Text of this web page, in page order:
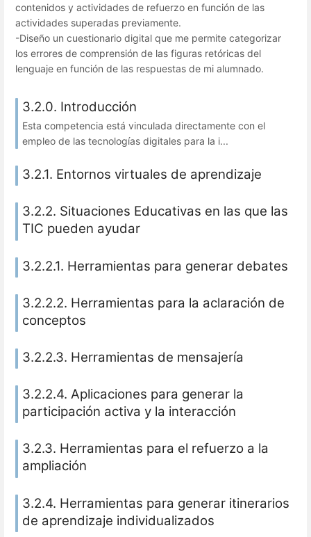
contenidos y actividades de refuerzo en función de las
actividades superadas previamente.
-Diseño un cuestionario digital que me permite categorizar
los errores de comprensión de las figuras retóricas del
lenguaje en función de las respuestas de mi alumnado.
3.2.0. Introducción
Esta competencia está vinculada directamente con el
empleo de las tecnologías digitales para la i...
3.2.1. Entornos virtuales de aprendizaje
3.2.2. Situaciones Educativas en las que las
TIC pueden ayudar
3.2.2.1. Herramientas para generar debates
3.2.2.2. Herramientas para la aclaración de
conceptos
3.2.2.3. Herramientas de mensajería
3.2.2.4. Aplicaciones para generar la
participación activa y la interacción
3.2.3. Herramientas para el refuerzo a la
ampliación
3.2.4. Herramientas para generar itinerarios
de aprendizaje individualizados